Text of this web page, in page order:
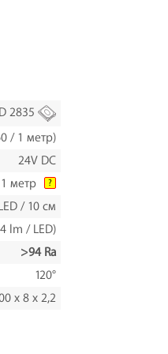
2835
/ 1 метр)
24V DC
метр ?
/ 10 см
lm / LED)
>94 Ra
120°
x 8 x 2,2